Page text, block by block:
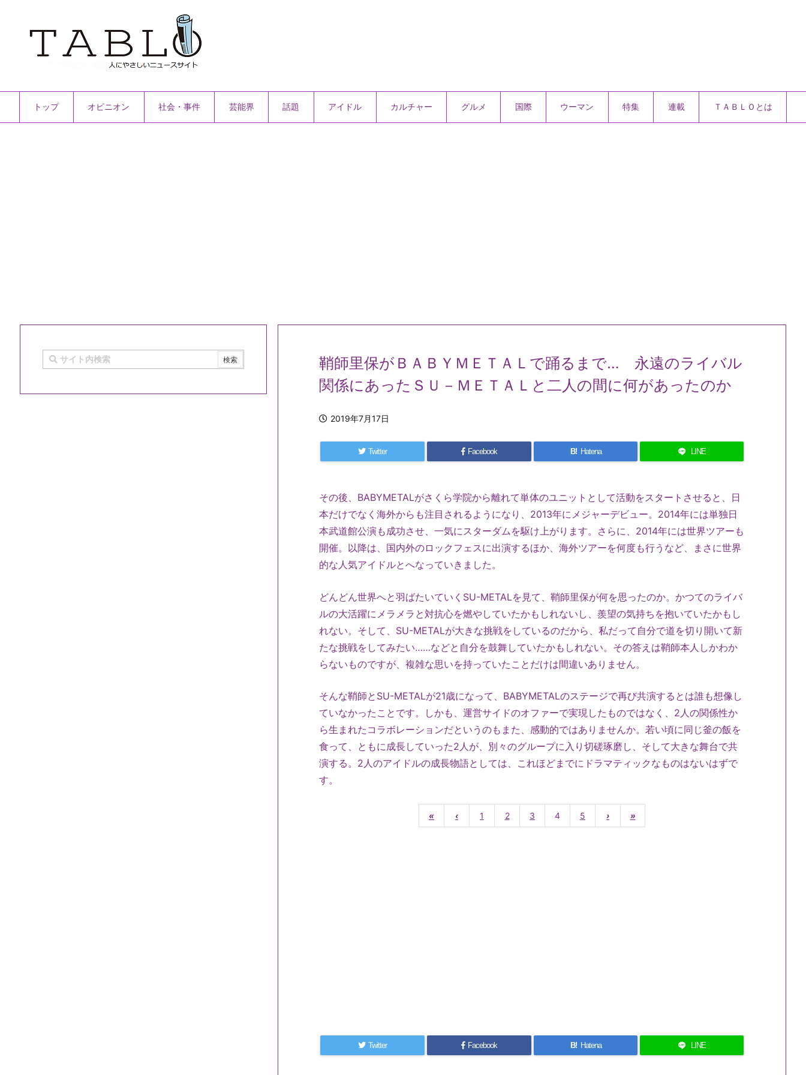
トップ オピニオン 社会・事件 芸能界 話題 アイドル カルチャー グルメ 国際 ウーマン 特集 連載 ＴＡＢＬＯとは
鞘師里保がＢＡＢＹＭＥＴＡＬで踊るまで… 永遠のライバル
関係にあったＳＵ－ＭＥＴＡＬと二人の間に何があったのか
2019年7月17日
Twitter Facebook B! Hatena LINE
その後、BABYMETALがさくら学院から離れて単体のユニットとして活動をスタートさせると、日
本だけでなく海外からも注目されるようになり、2013年にメジャーデビュー。2014年には単独日
本武道館公演も成功させ、一気にスターダムを駆け上がります。さらに、2014年には世界ツアーも
開催。以降は、国内外のロックフェスに出演するほか、海外ツアーを何度も行うなど、まさに世界
的な人気アイドルとへなっていきました。
どんどん世界へと羽ばたいていくSU-METALを見て、鞘師里保が何を思ったのか。かつてのライバ
ルの大活躍にメラメラと対抗心を燃やしていたかもしれないし、羨望の気持ちを抱いていたかもし
れない。そして、SU-METALが大きな挑戦をしているのだから、私だって自分で道を切り開いて新
たな挑戦をしてみたい……などと自分を鼓舞していたかもしれない。その答えは鞘師本人しかわか
らないものですが、複雑な思いを持っていたことだけは間違いありません。
そんな鞘師とSU-METALが21歳になって、BABYMETALのステージで再び共演するとは誰も想像し
ていなかったことです。しかも、運営サイドのオファーで実現したものではなく、2人の関係性か
ら生まれたコラボレーションだというのもまた、感動的ではありませんか。若い頃に同じ釜の飯を
食って、ともに成長していった2人が、別々のグループに入り切磋琢磨し、そして大きな舞台で共
演する。2人のアイドルの成長物語としては、これほどまでにドラマティックなものはないはずで
す。
« ‹ 1 2 3 4 5 › »
Twitter Facebook B! Hatena LINE